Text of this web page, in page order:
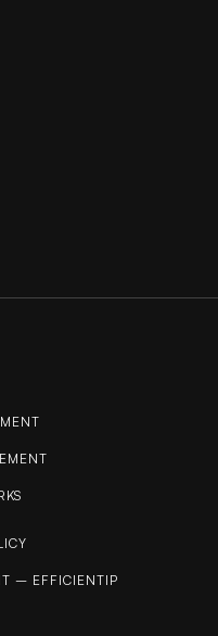
– EFFICIENTIP